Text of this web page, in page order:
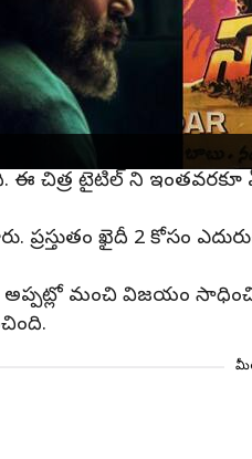
ఈ చిత్ర టైటిల్ ని
ప్రస్తుతం ఖైదీ 2
మంచి విజయం